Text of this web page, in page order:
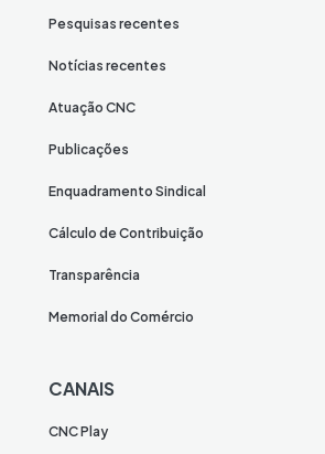
Pesquisas recentes
Notícias recentes
Atuação CNC
Publicações
Enquadramento Sindical
Cálculo de Contribuição
Transparência
Memorial do Comércio
CANAIS
CNC Play